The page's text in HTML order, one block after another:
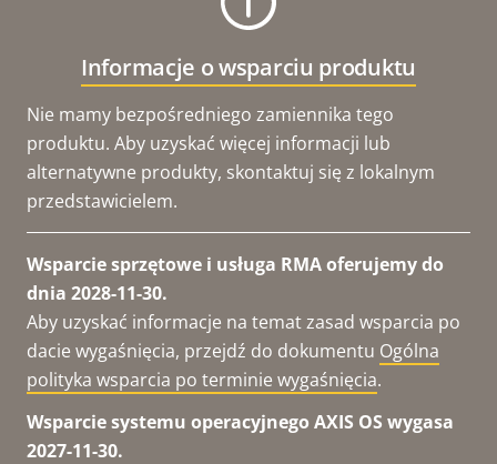
Informacje o wsparciu produktu
Nie mamy bezpośredniego zamiennika tego
produktu. Aby uzyskać więcej informacji lub
alternatywne produkty, skontaktuj się z lokalnym
przedstawicielem.
Wsparcie sprzętowe i usługa RMA oferujemy do
dnia 2028-11-30.
Aby uzyskać informacje na temat zasad wsparcia po
dacie wygaśnięcia, przejdź do dokumentu Ogólna
polityka wsparcia po terminie wygaśnięcia.
Wsparcie systemu operacyjnego AXIS OS wygasa
2027-11-30.